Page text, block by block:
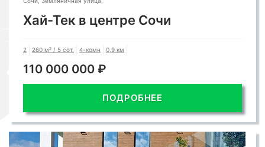
Хай-Тек в центре Сочи
2 260 м² / 5 сот. 4-комн 0,9 км
110 000 000 ₽
ПОДРОБНЕЕ